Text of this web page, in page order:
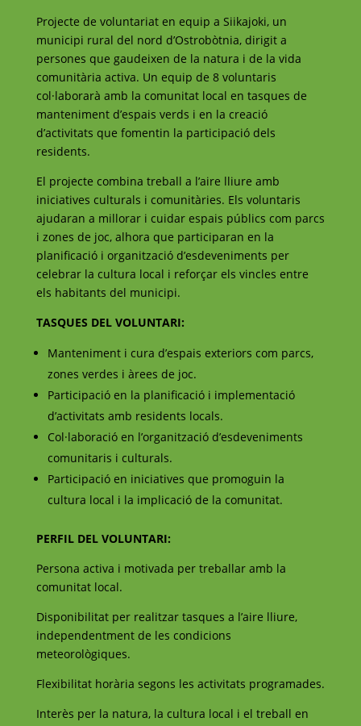
Projecte de voluntariat en equip a Siikajoki, un
municipi rural del nord d’Ostrobòtnia, dirigit a
persones que gaudeixen de la natura i de la vida
comunitària activa. Un equip de 8 voluntaris
col·laborarà amb la comunitat local en tasques de
manteniment d’espais verds i en la creació
d’activitats que fomentin la participació dels
residents.
El projecte combina treball a l’aire lliure amb
iniciatives culturals i comunitàries. Els voluntaris
ajudaran a millorar i cuidar espais públics com parcs
i zones de joc, alhora que participaran en la
planificació i organització d’esdeveniments per
celebrar la cultura local i reforçar els vincles entre
els habitants del municipi.
TASQUES DEL VOLUNTARI:
Manteniment i cura d’espais exteriors com parcs,
zones verdes i àrees de joc.
Participació en la planificació i implementació
d’activitats amb residents locals.
Col·laboració en l’organització d’esdeveniments
comunitaris i culturals.
Participació en iniciatives que promoguin la
cultura local i la implicació de la comunitat.
PERFIL DEL VOLUNTARI:
Persona activa i motivada per treballar amb la
comunitat local.
Disponibilitat per realitzar tasques a l’aire lliure,
independentment de les condicions
meteorològiques.
Flexibilitat horària segons les activitats programades.
Interès per la natura, la cultura local i el treball en